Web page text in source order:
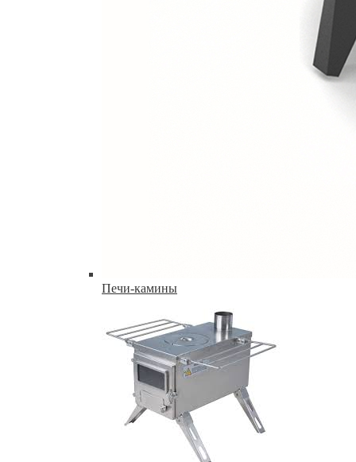
Печи-камины